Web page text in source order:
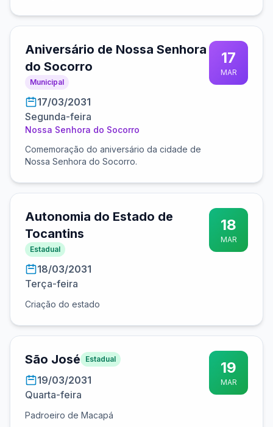
Aniversário de Nossa Senhora
do Socorro
Municipal
17/03/2031
Segunda-feira
Nossa Senhora do Socorro
Comemoração do aniversário da cidade de
Nossa Senhora do Socorro.
17
MAR
Autonomia do Estado de
Tocantins
Estadual
18/03/2031
Terça-feira
Criação do estado
18
MAR
São José Estadual
19/03/2031
Quarta-feira
Padroeiro de Macapá
19
MAR